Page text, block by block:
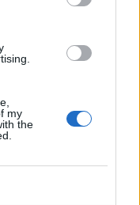
my
the
në internet
e Tiranës
për gjykim